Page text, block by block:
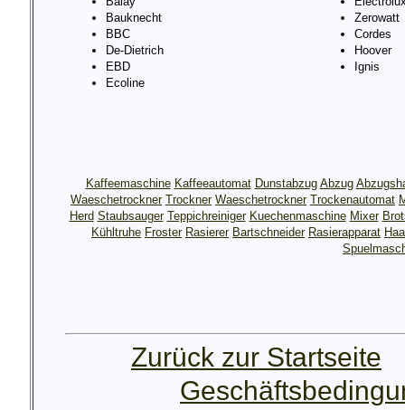
Bauknecht
BBC
De-Dietrich
EBD
Ecoline
Zerowatt
Cordes
Hoover
Ignis
Kaffeemaschine Kaffeeautomat Dunstabzug Abzug
Waeschetrockner Trockner Waeschetrockner Trockenautomat
Herd Staubsauger Teppichreiniger Kuechenmaschine Mixer
Kühltruhe Froster Rasierer Bartschneider Rasierapparat
Zurück zur Startseite